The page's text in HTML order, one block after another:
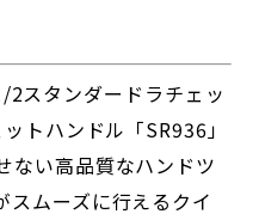
スタンダードラチェッ
トハンドル「SR936」
ない高品質なハンドツ
スムーズに行えるクイ